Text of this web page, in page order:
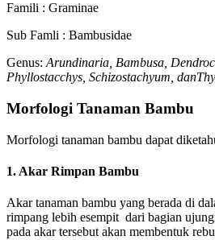
Famili : Graminae
Sub Famli : Bambusidae
Genus: Arundinaria, Bambusa,
Phyllostacchys, Schizostachyum,
Morfologi Tanaman Bambu
Morfologi tanaman bambu dapat
1. Akar Rimpan Bambu
Akar tanaman bambu yang berada di
rimpang lebih esempit dari bagian
pada akar tersebut akan membentuk